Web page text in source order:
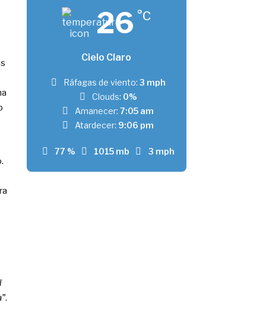
.
26 °C
Cielo Claro
77 % 1015 mb 3 mph
Ráfagas de viento: 3 mph
Clouds: 0%
Amanecer: 7:05 am
Atardecer: 9:06 pm